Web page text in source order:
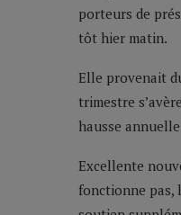
porteurs de
tôt hier matin.
Elle provenait
trimestre
hausse
Excellente
fonctionne pas,